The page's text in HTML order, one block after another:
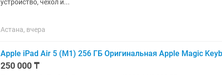
устройство, чехол и...
Астана, вчера
Apple iPad Air 5 (M1) 256 ГБ Оригинальная Apple Magic
250 000 ₸